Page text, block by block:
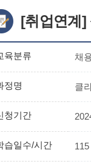
[취업연계]
육분류 채
정명 클
청기간
습일수/시간